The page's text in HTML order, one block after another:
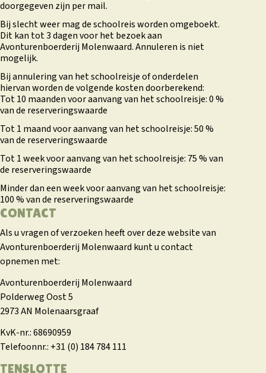
doorgegeven zijn per mail.
Bij slecht weer mag de schoolreis worden omgeboekt.
Dit kan tot 3 dagen voor het bezoek aan
Avonturenboerderij Molenwaard. Annuleren is niet
mogelijk.
Bij annulering van het schoolreisje of onderdelen
hiervan worden de volgende kosten doorberekend:
Tot 10 maanden voor aanvang van het schoolreisje: 0 %
van de reserveringswaarde
Tot 1 maand voor aanvang van het schoolreisje: 50 %
van de reserveringswaarde
Tot 1 week voor aanvang van het schoolreisje: 75 % van
de reserveringswaarde
Minder dan een week voor aanvang van het schoolreisje:
100 % van de reserveringswaarde
CONTACT
Als u vragen of verzoeken heeft over deze website van
Avonturenboerderij Molenwaard kunt u contact
opnemen met:
Avonturenboerderij Molenwaard
Polderweg Oost 5
2973 AN Molenaarsgraaf
KvK-nr.: 68690959
Telefoonnr.: +31 (0) 184 784 111
TENSLOTTE